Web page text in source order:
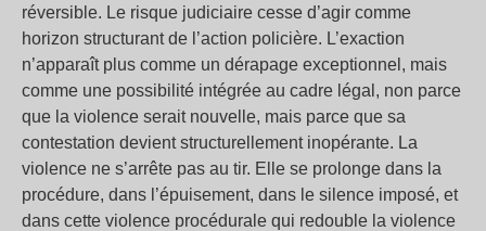
réversible. Le risque judiciaire cesse d’agir comme
horizon structurant de l’action policière. L’exaction
n’apparaît plus comme un dérapage exceptionnel, mais
comme une possibilité intégrée au cadre légal, non parce
que la violence serait nouvelle, mais parce que sa
contestation devient structurellement inopérante. La
violence ne s’arrête pas au tir. Elle se prolonge dans la
procédure, dans l’épuisement, dans le silence imposé, et
dans cette violence procédurale qui redouble la violence